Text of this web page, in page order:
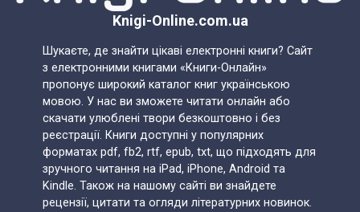
Knigi-Online.com.ua
Шукаєте, де знайти цікаві електронні книги? Сайт
з електронними книгами «Книги-Онлайн»
пропонує широкий каталог книг українською
мовою. У нас ви зможете читати онлайн або
скачати улюблені твори безкоштовно і без
реєстрації. Книги доступні у популярних
форматах pdf, fb2, rtf, epub, txt, що підходять для
зручного читання на iPad, iPhone, Android та
Kindle. Також на нашому сайті ви знайдете
рецензії, цитати та огляди літературних новинок.